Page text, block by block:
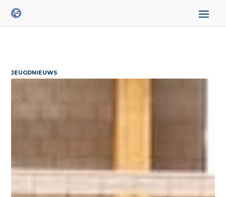
JEUGDNIEUWS